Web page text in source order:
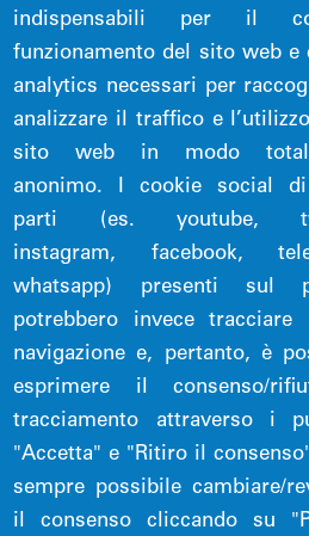
Credits
Umane e
Pugliese SpA
Tag cloud
SOSTENIBILITÀ
INNOVAZIONE E TECNOLOGIA
indispensabili per il
funzionamento del sito web e
analytics necessari per
analizzare il traffico e
sito web in modo
anonimo. I cookie social
parti (es. youtube,
instagram, facebook,
whatsapp) presenti sul
potrebbero invece tracciare
navigazione e, pertanto, è
esprimere il consenso/
tracciamento attraverso i
"Accetta" e "Ritiro il
sempre possibile cambiare/
il consenso cliccando su